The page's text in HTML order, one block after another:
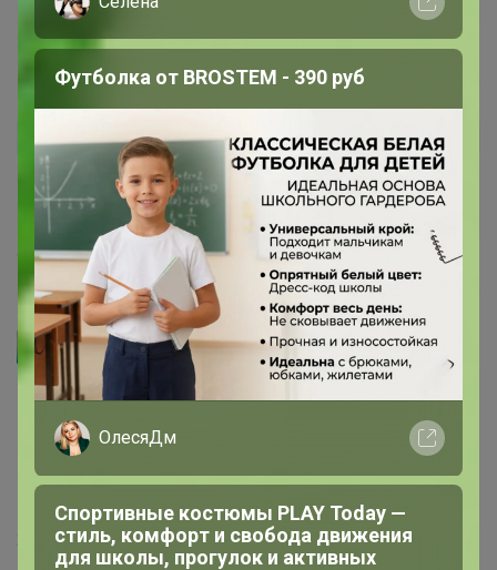
16 декабря, 2022 19:02
Наталья-1959 Автор уже получил заказ!
Почти в два раза дешевле, чем в магазине, очень
выгодная покупка
4 ноября, 2022 20:10
Артемида
Цена в командоре за 400гр
21 октября, 2022 19:20
Футболка от BROSTEM - 390 руб
ОлесяДм
Спортивные костюмы PLAY Today —
стиль, комфорт и свобода движения
для школы, прогулок и активных